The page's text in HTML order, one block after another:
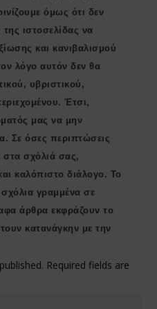
όμως ότι δεν
ιστοσελίδας να
και κανιβαλισμού
λόγο αυτόν δεν θα
υβριστικού,
Έτσι,
μας να μην
Σε όσες περιπτώσεις
στα σχόλιά σας,
καλόπιστο διάλογο. Το
γραμμένα σε
άρθρα εκφράζουν το
κατανάγκην με την
Required fields are